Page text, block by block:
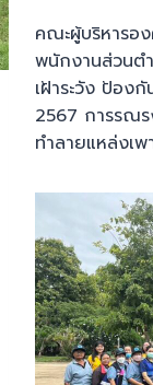
คณะผู้บริหารอ
พนักงานส่วนตำ
เฝ้าระวัง ป้อง
2567 การรณร
ทำลายแหล่งเ